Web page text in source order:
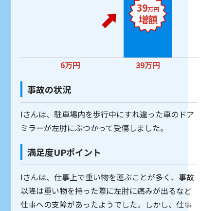
39万円
増額
6万円 39万円
事故の状況
Iさんは、駐車場内を歩行中にすれ違った車のドア
ミラーが左肘にぶつかって受傷しました。
満足度UPポイント
Iさんは、仕事上で重い物を運ぶことが多く、事故
以降は重い物を持った際に左肘に痛みが出るなど
仕事への支障があったようでした。しかし、仕事